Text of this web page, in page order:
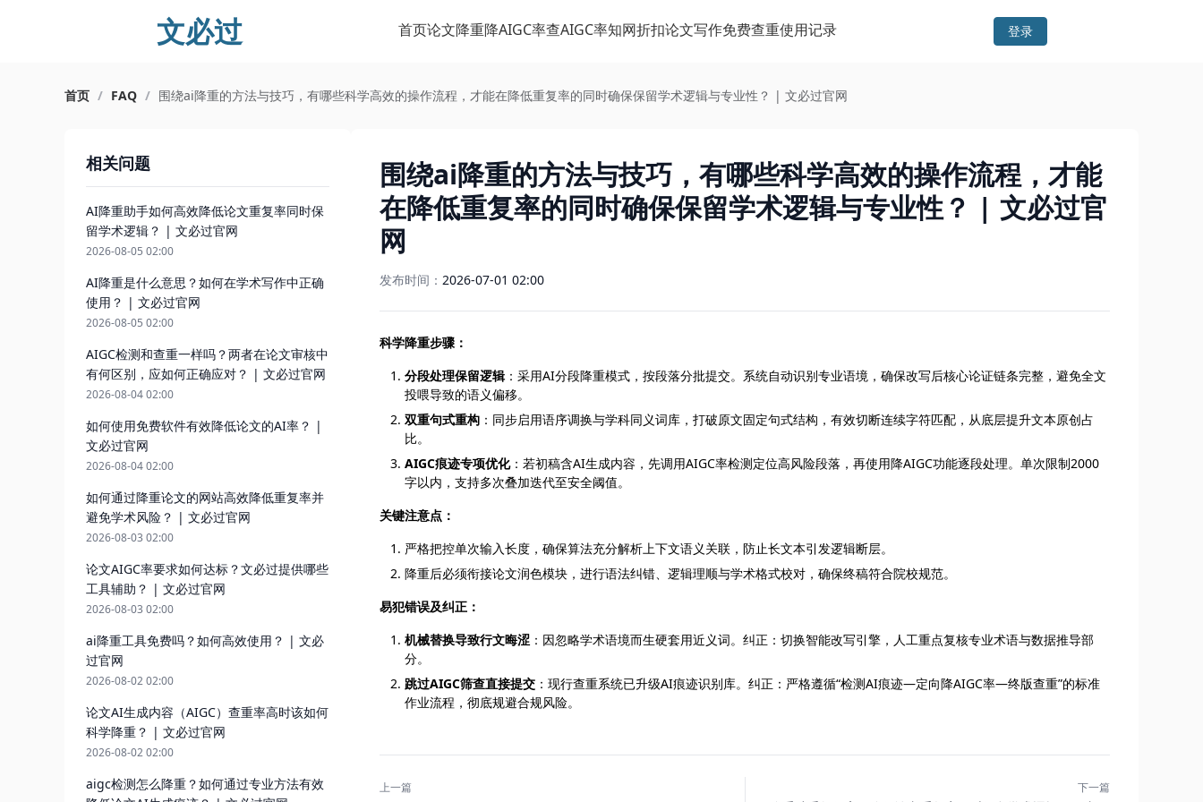
文必过 首页论文降重降AIGC率查AIGC率知网折扣论文写作免费查重使用记录 登录
首页 / FAQ / 围绕ai降重的方法与技巧，有哪些科学高效的操作流程，才能在降低重复率的同时确保保留学术逻辑与专业性？ | 文必过官网
相关问题
AI降重助手如何高效降低论文重复率同时保
留学术逻辑？ | 文必过官网
2026-08-05 02:00
AI降重是什么意思？如何在学术写作中正确
使用？ | 文必过官网
2026-08-05 02:00
AIGC检测和查重一样吗？两者在论文审核中
有何区别，应如何正确应对？ | 文必过官网
2026-08-04 02:00
如何使用免费软件有效降低论文的AI率？ |
文必过官网
2026-08-04 02:00
如何通过降重论文的网站高效降低重复率并
避免学术风险？ | 文必过官网
2026-08-03 02:00
论文AIGC率要求如何达标？文必过提供哪些
工具辅助？ | 文必过官网
2026-08-03 02:00
ai降重工具免费吗？如何高效使用？ | 文必
过官网
2026-08-02 02:00
论文AI生成内容（AIGC）查重率高时该如何
科学降重？ | 文必过官网
2026-08-02 02:00
aigc检测怎么降重？如何通过专业方法有效
围绕ai降重的方法与技巧，有哪些科学高效的操作流程，才能
在降低重复率的同时确保保留学术逻辑与专业性？ | 文必过官
网
发布时间： 2026-07-01 02:00
科学降重步骤：
分段处理保留逻辑 ：采用AI分段降重模式，按段落分批提交。系统自动识别专业语境，确保改写后核心论证链条完整，避免全文
投喂导致的语义偏移。
双重句式重构 ：同步启用语序调换与学科同义词库，打破原文固定句式结构，有效切断连续字符匹配，从底层提升文本原创占
比。
AIGC痕迹专项优化：若初稿含AI生成内容，先调用AIGC率检测定位高风险段落，再使用降AIGC功能逐段处理。单次限制2000
字以内，支持多次叠加迭代至安全阈值。
关键注意点：
严格把控单次输入长度，确保算法充分解析上下文语义关联，防止长文本引发逻辑断层。
降重后必须衔接论文润色模块，进行语法纠错、逻辑理顺与学术格式校对，确保终稿符合院校规范。
易犯错误及纠正：
机械替换导致行文晦涩 ：因忽略学术语境而生硬套用近义词。纠正：切换智能改写引擎，人工重点复核专业术语与数据推导部
分。
跳过AIGC筛查直接提交 ：现行查重系统已升级AI痕迹识别库。纠正：严格遵循“检测AI痕迹—定向降AIGC率—终版查重”的标准
作业流程，彻底规避合规风险。
上一篇 下一篇